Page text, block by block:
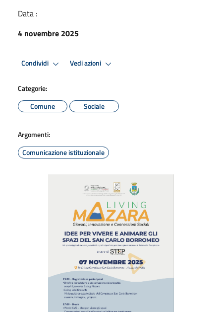
Data :
4 novembre 2025
Condividi Vedi azioni
Categorie:
Comune
Sociale
Argomenti:
Comunicazione istituzionale